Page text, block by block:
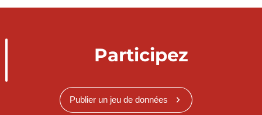
Participez
Publier un jeu de données